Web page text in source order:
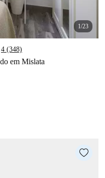
1/23
4 (348)
em Mislata